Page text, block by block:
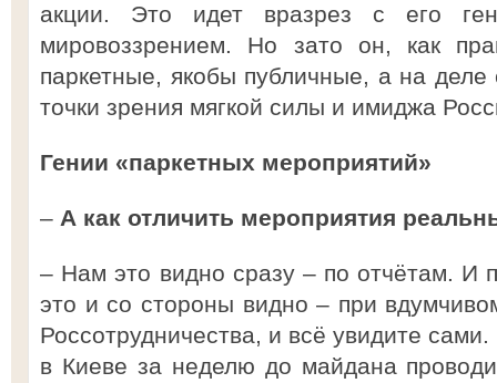
акции. Это идет вразрез с его
мировоззрением. Но зато он, как
паркетные, якобы публичные, а на
точки зрения мягкой силы и имиджа
Гении «паркетных мероприятий»
– А как отличить мероприятия
– Нам это видно сразу – по отчётам. И
это и со стороны видно – при
Россотрудничества, и всё увидите
в Киеве за неделю до майдана